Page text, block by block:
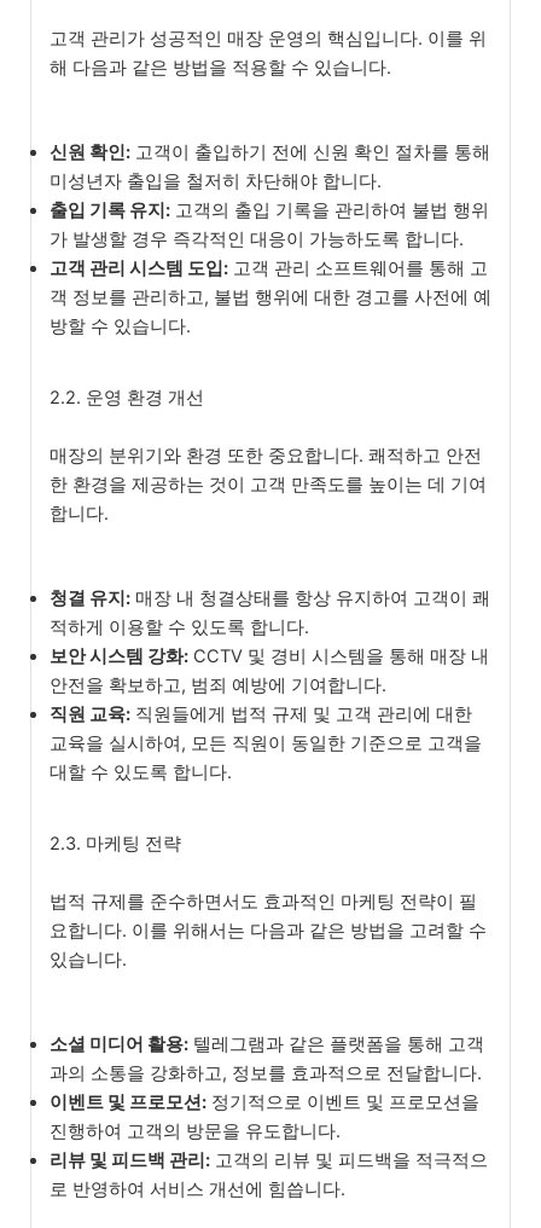
고객 관리가 성공적인 매장 운영의 핵심입니다. 이를 위
해 다음과 같은 방법을 적용할 수 있습니다.
신원 확인: 고객이 출입하기 전에 신원 확인 절차를 통해
미성년자 출입을 철저히 차단해야 합니다.
출입 기록 유지: 고객의 출입 기록을 관리하여 불법 행위
가 발생할 경우 즉각적인 대응이 가능하도록 합니다.
고객 관리 시스템 도입: 고객 관리 소프트웨어를 통해 고
객 정보를 관리하고, 불법 행위에 대한 경고를 사전에 예
방할 수 있습니다.
2.2. 운영 환경 개선
매장의 분위기와 환경 또한 중요합니다. 쾌적하고 안전
한 환경을 제공하는 것이 고객 만족도를 높이는 데 기여
합니다.
청결 유지: 매장 내 청결상태를 항상 유지하여 고객이 쾌
적하게 이용할 수 있도록 합니다.
보안 시스템 강화: CCTV 및 경비 시스템을 통해 매장 내
안전을 확보하고, 범죄 예방에 기여합니다.
직원 교육: 직원들에게 법적 규제 및 고객 관리에 대한
교육을 실시하여, 모든 직원이 동일한 기준으로 고객을
대할 수 있도록 합니다.
2.3. 마케팅 전략
법적 규제를 준수하면서도 효과적인 마케팅 전략이 필
요합니다. 이를 위해서는 다음과 같은 방법을 고려할 수
있습니다.
소셜 미디어 활용: 텔레그램과 같은 플랫폼을 통해 고객
과의 소통을 강화하고, 정보를 효과적으로 전달합니다.
이벤트 및 프로모션: 정기적으로 이벤트 및 프로모션을
진행하여 고객의 방문을 유도합니다.
리뷰 및 피드백 관리: 고객의 리뷰 및 피드백을 적극적으
로 반영하여 서비스 개선에 힘씁니다.